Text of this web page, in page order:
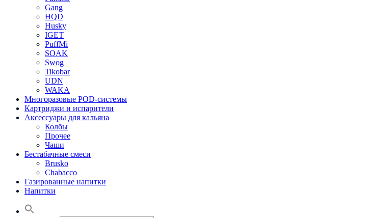
Gang
HQD
Husky
IGET
PuffMi
SOAK
Swog
Tikobar
UDN
WAKA
Многоразовые POD-системы
Картриджи и испарители
Аксессуары для кальяна
Колбы
Прочее
Чаши
Бестабачные смеси
Brusko
Chabacco
Газированные напитки
Напитки